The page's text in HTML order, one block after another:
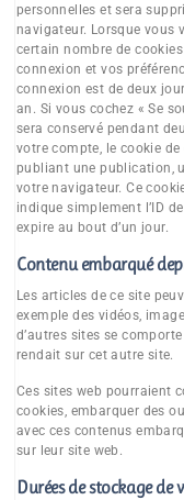
personnelles et sera
navigateur. Lorsque vous
certain nombre de
connexion et vos
connexion est de deux
an. Si vous cochez « Se
sera conservé pendant
votre compte, le cookie
publiant une publication,
votre navigateur. Ce
indique simplement l’ID
expire au bout d’un jour.
Contenu embarqué
Les articles de ce site
exemple des vidéos,
d’autres sites se
rendait sur cet autre site.
Ces sites web pourraient
cookies, embarquer des
avec ces contenus
sur leur site web.
Durées de stockage de